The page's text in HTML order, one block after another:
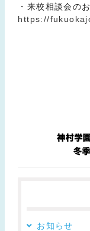
・来校相談会の
https://
お知らせ